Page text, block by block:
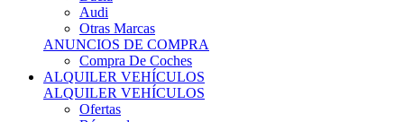
Otras Marcas
ANUNCIOS DE COMPRA
Compra De Coches
ALQUILER VEHÍCULOS
ALQUILER VEHÍCULOS
Ofertas
Búsquedas
PERSONAL